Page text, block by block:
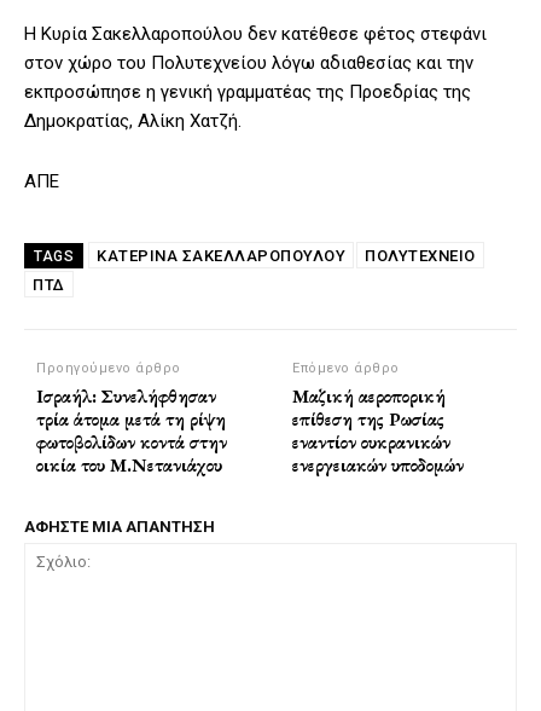
Η Κυρία Σακελλαροπούλου δεν κατέθεσε φέτος στεφάνι
στον χώρο του Πολυτεχνείου λόγω αδιαθεσίας και την
εκπροσώπησε η γενική γραμματέας της Προεδρίας της
Δημοκρατίας, Αλίκη Χατζή.
ΑΠΕ
TAGS ΚΑΤΕΡΊΝΑ ΣΑΚΕΛΛΑΡΟΠΟΎΛΟΥ
ΠΟΛΥΤΕΧΝΕΊΟ
ΠΤΔ
Προηγούμενο άρθρο
Ισραήλ: Συνελήφθησαν
τρία άτομα μετά τη ρίψη
φωτοβολίδων κοντά στην
οικία του Μ.Νετανιάχου
Επόμενο άρθρο
Μαζική αεροπορική
επίθεση της Ρωσίας
εναντίον ουκρανικών
ενεργειακών υποδομών
ΑΦΗΣΤΕ ΜΙΑ ΑΠΑΝΤΗΣΗ